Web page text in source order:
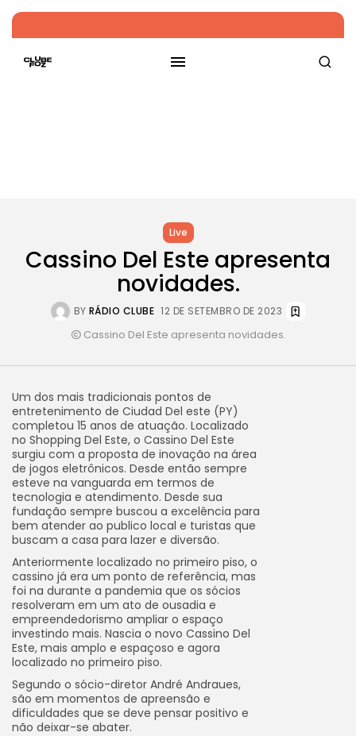
Live
Cassino Del Este apresenta
novidades.
BY RÁDIO CLUBE 12 DE SETEMBRO DE 2023
Cassino Del Este apresenta novidades.
Um dos mais tradicionais pontos de
entretenimento de Ciudad Del este (PY)
completou 15 anos de atuação. Localizado
no Shopping Del Este, o Cassino Del Este
surgiu com a proposta de inovação na área
de jogos eletrônicos. Desde então sempre
esteve na vanguarda em termos de
tecnologia e atendimento. Desde sua
fundação sempre buscou a excelência para
bem atender ao publico local e turistas que
buscam a casa para lazer e diversão.
Anteriormente localizado no primeiro piso, o
cassino já era um ponto de referência, mas
foi na durante a pandemia que os sócios
resolveram em um ato de ousadia e
empreendedorismo ampliar o espaço
investindo mais. Nascia o novo Cassino Del
Este, mais amplo e espaçoso e agora
localizado no primeiro piso.
Segundo o sócio-diretor André Andraues,
são em momentos de apreensão e
dificuldades que se deve pensar positivo e
não deixar-se abater.